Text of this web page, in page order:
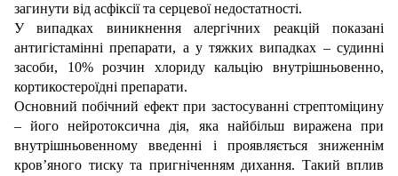
загинути від асфіксії та серцевої недостатності.
У випадках виникнення алергічних реакцій показані
антигістамінні препарати, а у тяжких випадках – судинні
засоби, 10% розчин хлориду кальцію внутрішньовенно,
кортикостероїдні препарати.
Основний побічний ефект при застосуванні стрептоміцину
– його нейротоксична дія, яка найбільш виражена при
внутрішньовенному введенні і проявляється зниженнім
кров’яного тиску та пригніченням дихання. Такий вплив